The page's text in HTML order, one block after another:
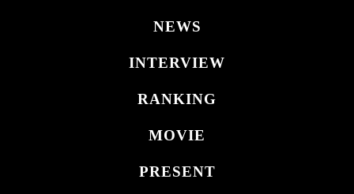
NEWS
INTERVIEW
RANKING
MOVIE
PRESENT